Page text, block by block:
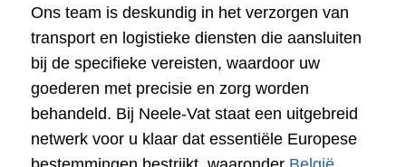
Ons team is deskundig in het verzorgen van
transport en logistieke diensten die aansluiten
bij de specifieke vereisten, waardoor uw
goederen met precisie en zorg worden
behandeld. Bij Neele-Vat staat een uitgebreid
netwerk voor u klaar dat essentiële Europese